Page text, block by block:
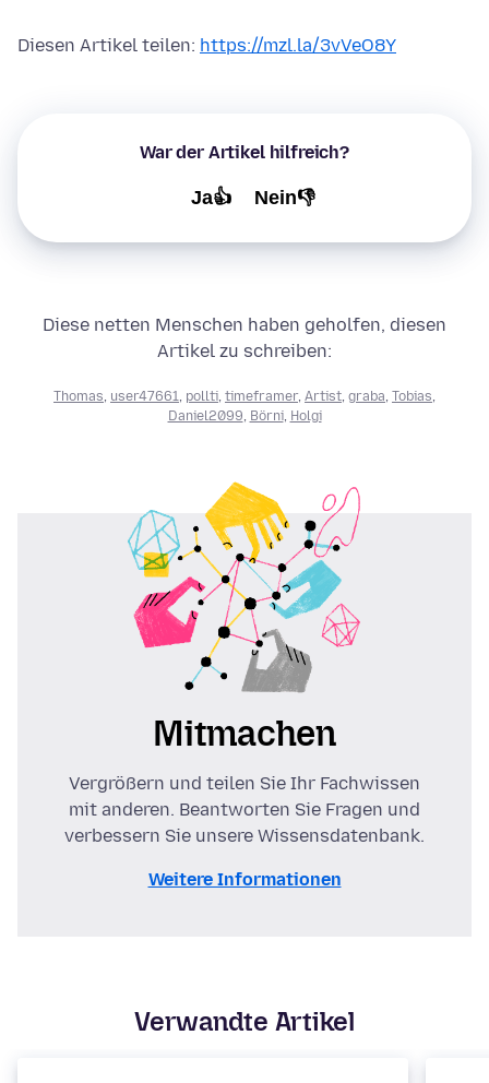
Diesen Artikel teilen: https://mzl.la/3vVeO8Y
War der Artikel hilfreich?
Ja👍 Nein👎
Diese netten Menschen haben geholfen, diesen
Artikel zu schreiben:
Thomas user47661 pollti timeframer, Artist graba Tobias
Daniel2099 Börni, Holgi
Mitmachen
Vergrößern und teilen Sie Ihr Fachwissen
mit anderen. Beantworten Sie Fragen und
verbessern Sie unsere Wissensdatenbank.
Weitere Informationen
Verwandte Artikel